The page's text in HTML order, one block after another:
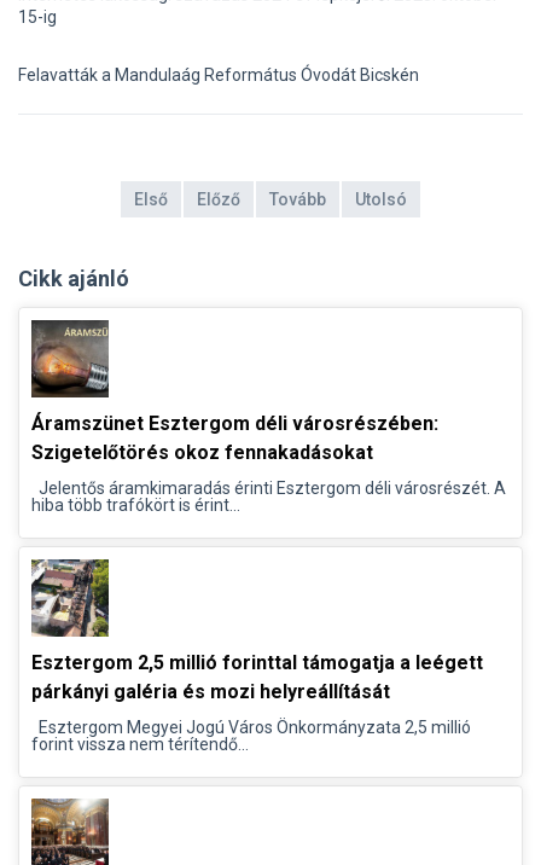
15-ig
Felavatták a Mandulaág Református Óvodát Bicskén
Első Előző Tovább Utolsó
Cikk ajánló
Áramszünet Esztergom déli városrészében:
Szigetelőtörés okoz fennakadásokat
Jelentős áramkimaradás érinti Esztergom déli városrészét. A
hiba több trafókört is érint...
Esztergom 2,5 millió forinttal támogatja a leégett
párkányi galéria és mozi helyreállítását
Esztergom Megyei Jogú Város Önkormányzata 2,5 millió
forint vissza nem térítendő...